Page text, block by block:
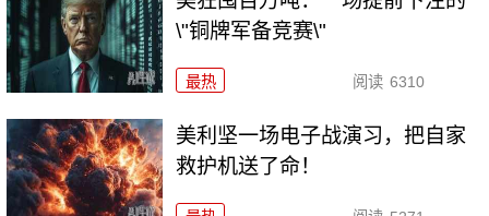
\"铜牌军备竞赛\"
最热 阅读 6310
美利坚一场电子战演习，把自家
救护机送了命！